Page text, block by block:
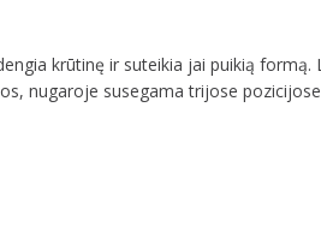
krūtinę ir suteikia jai puikią formą.
nugaroje susegama trijose